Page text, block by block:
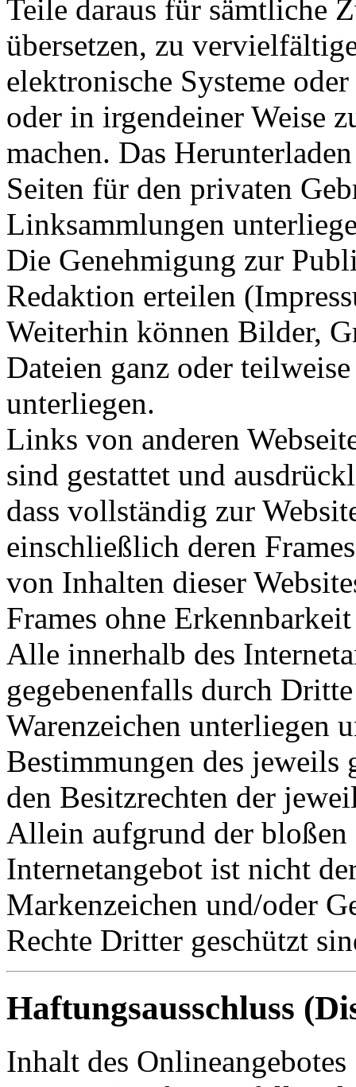
Teile daraus für sämtliche
übersetzen, zu
elektronische Systeme
oder in irgendeiner Weise
machen. Das
Seiten für den privaten
Linksammlungen
Die Genehmigung zur
Redaktion erteilen
Weiterhin können Bilder,
Dateien ganz oder
unterliegen.
Links von anderen
sind gestattet und
dass vollständig zur
einschließlich deren
von Inhalten dieser
Frames ohne
Alle innerhalb des
gegebenenfalls durch
Warenzeichen unterliegen
Bestimmungen des jeweils
den Besitzrechten der
Allein aufgrund der bloßen
Internetangebot ist nicht
Markenzeichen und/oder
Rechte Dritter geschützt
Haftungsausschluss
Inhalt des Onlineangebotes